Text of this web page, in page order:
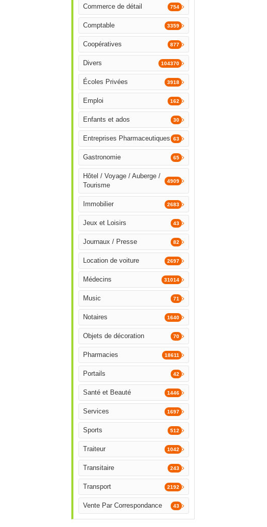
Commerce de détail 754
Comptable 3359
Coopératives 877
Divers 104370
Écoles Privées 3918
Emploi 162
Enfants et ados 30
Entreprises Pharmaceutiques 63
Gastronomie 65
Hôtel / Voyage / Auberge /
Tourisme
4909
Immobilier 2683
Jeux et Loisirs 43
Journaux / Presse 82
Location de voiture 2697
Médecins 31014
Music 71
Notaires 1640
Objets de décoration 70
Pharmacies 18611
Portails 42
Santé et Beauté 1446
Services 1697
Sports 512
Traiteur 1042
Transitaire 243
Transport 2192
Vente Par Correspondance 43